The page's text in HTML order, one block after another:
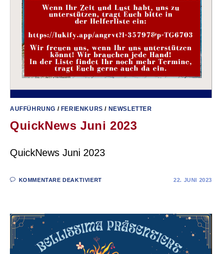
AUFFÜHRUNG / FERIENKURS / NEWSLETTER
QuickNews Juni 2023
QuickNews Juni 2023
KOMMENTARE DEAKTIVIERT 22. JUNI 2023